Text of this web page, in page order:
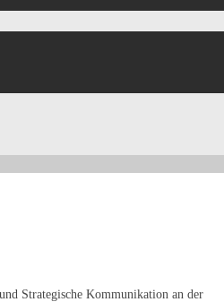
Strategische Kommunikation an der